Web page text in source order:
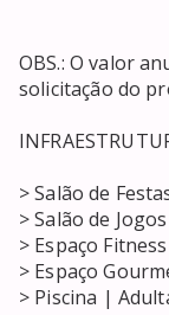
OBS.: O valor
solicitação do
> Salão de
> Salão de Jogos
> Espaço Fitness
> Espaço
> Piscina |